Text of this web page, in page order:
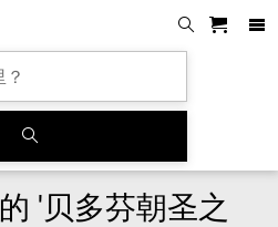
'贝多芬朝圣之